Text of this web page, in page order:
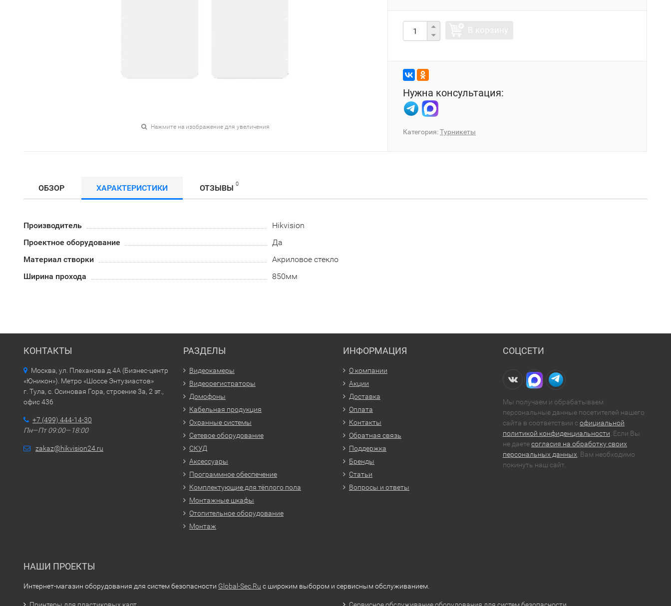
Нажмите на изображение для увеличения
Нужна консультация:
Категория:Турникеты
ОБЗОР ХАРАКТЕРИСТИКИ ОТЗЫВЫ 0
Производитель
Hikvision
Проектное оборудование
Да
Материал створки
Акриловое стекло
Ширина прохода
850мм
КОНТАКТЫ
Москва, ул. Плеханова д.4А (Бизнес-центр
«Юникон»). Метро «Шоссе Энтузиастов»
г. Тула, с. Осиновая Гора, строение 3а, 2 эт.,
офис 436
+7 (499) 444-14-30
Пн—Пт 09:00—18:00
zakaz@hikvision24.ru
РАЗДЕЛЫ
Видеокамеры
Видеорегистраторы
Домофоны
Кабельная продукция
Охранные системы
Сетевое оборудование
СКУД
Аксессуары
Программное обеспечение
Комплектующие для тёплого пола
Монтажные шкафы
Отопительное оборудование
Монтаж
ИНФОРМАЦИЯ
О компании
Акции
Доставка
Оплата
Контакты
Обратная связь
Поддержка
Бренды
Статьи
Вопросы и ответы
СОЦСЕТИ
Мы получаем и обрабатываем
персональные данные посетителей нашего
сайта в соответствии софициальной
политикой конфиденциальности . Если Вы
не даетесогласия на обработку своих
персональных данных , Вам необходимо
покинуть наш сайт.
НАШИ ПРОЕКТЫ
Интернет-магазин оборудования для систем безопасности Global-Sec.Ru с широким выбором и сервисным обслуживанием.